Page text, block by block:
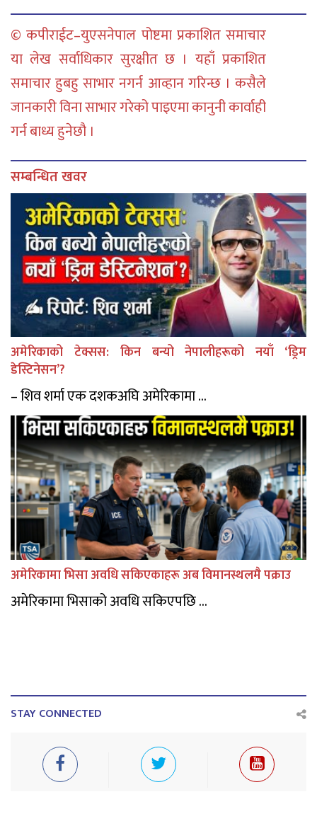
© कपीराईट–युएसनेपाल पोष्टमा प्रकाशित समाचार
या लेख सर्वाधिकार सुरक्षीत छ । यहाँ प्रकाशित
समाचार हुबहु साभार नगर्न आव्हान गरिन्छ । कसैले
जानकारी विना साभार गरेको पाइएमा कानुनी कार्वाही
गर्न बाध्य हुनेछौ ।
सम्बन्धित खवर
अमेरिकाको टेक्सस: किन बन्यो नेपालीहरूको नयाँ ‘ड्रिम
डेस्टिनेसन’?
– शिव शर्मा एक दशकअघि अमेरिकामा ...
अमेरिकामा भिसा अवधि सकिएकाहरू अब विमानस्थलमै पक्राउ
अमेरिकामा भिसाको अवधि सकिएपछि ...
STAY CONNECTED